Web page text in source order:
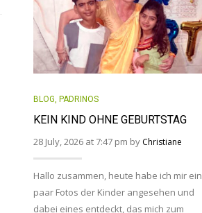
BLOG PADRINOS
KEIN KIND OHNE GEBURTSTAG
28 July, 2026 at 7:47 pm by Christiane
Hallo zusammen, heute habe ich mir ein
paar Fotos der Kinder angesehen und
dabei eines entdeckt, das mich zum